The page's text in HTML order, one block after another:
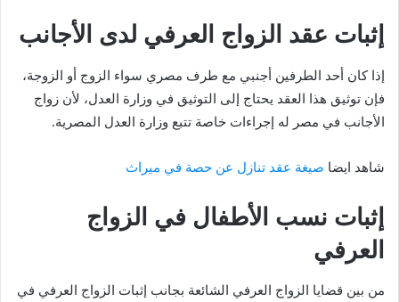
إثبات عقد الزواج العرفي لدى الأجانب
إذا كان أحد الطرفين أجنبي مع طرف مصري سواء الزوج أو الزوجة،
فإن توثيق هذا العقد يحتاج إلى التوثيق في وزارة العدل، لأن زواج
الأجانب في مصر له إجراءات خاصة تتبع وزارة العدل المصرية.
شاهد ايضا صيغة عقد تنازل عن حصة في ميراث
إثبات نسب الأطفال في الزواج
العرفي
من بين قضايا الزواج العرفي الشائعة بجانب إثبات الزواج العرفي في